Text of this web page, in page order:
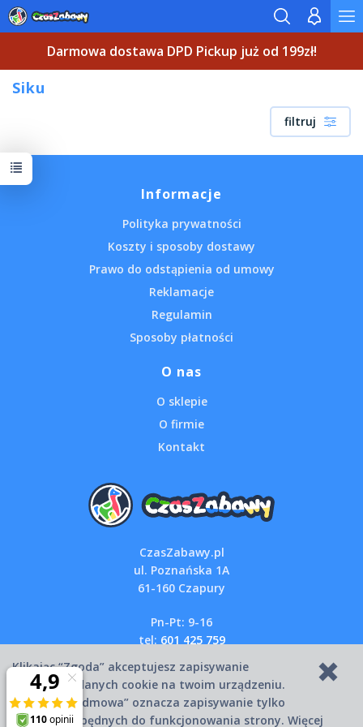
Darmowa dostawa DPD Pickup już od 199zł!
Siku
filtruj
Informacje
Polityka prywatności
Koszty i sposoby dostawy
Prawo do odstąpienia od umowy
Reklamacje
Regulamin
Sposoby płatności
O nas
O sklepie
O firmie
Kontakt
CzasZabawy.pl
ul. Poznańska 1A
61-160 Czapury
Pn-Pt: 9-16
tel: 601 425 759
Copyright © 2007-2026 CzasZabawy.pl
Klikając “Zgoda” akceptujesz zapisywanie
wszystkich danych cookie na twoim urządzeniu.
Kliknięcie “Odmowa” oznacza zapisywanie tylko
danych niezbędnych do funkcjonowania strony. Więcej